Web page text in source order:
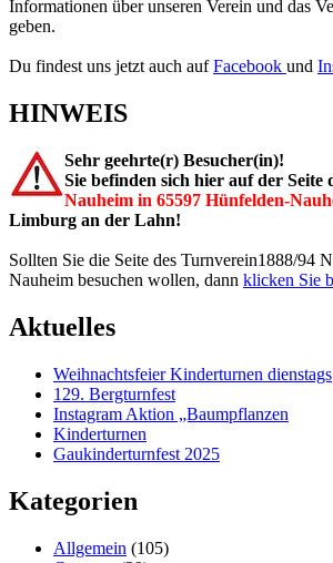
Informationen über unseren Verein und das
geben.
Du findest uns jetzt auch aufFacebook und
HINWEIS
Sehr geehrte(r) Besucher(in)!
Sie befinden sich hier auf der Seite
Nauheim in 65597 Hünfelden-
Limburg an der Lahn!
Sollten Sie die Seite des Turnverein1888/94
Nauheim besuchen wollen, dann klicken Sie
Aktuelles
Weihnachtsfeier Kinderturnen dienstags
129. Bergturnfest
Instagram Aktion „Baumpflanzen
Kinderturnen
Gaukinderturnfest 2025
Kategorien
Allgemein (105)